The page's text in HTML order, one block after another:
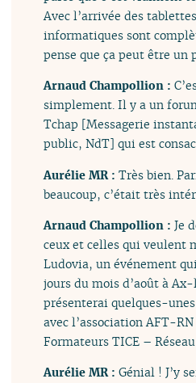
Avec l’arrivée des
informatiques sont
pense que ça peut être un
Arnaud Champollion :
simplement. Il y a un
Tchap [Messagerie
public, NdT] qui est
Aurélie MR :Très bien.
beaucoup, c’était très
Arnaud Champollion :Je
ceux et celles qui veulent
Ludovia, un événement
jours du mois d’août à
présenterai quelques-
avec l’association AFT-
Formateurs TICE –
Aurélie MR :Génial ! J’y